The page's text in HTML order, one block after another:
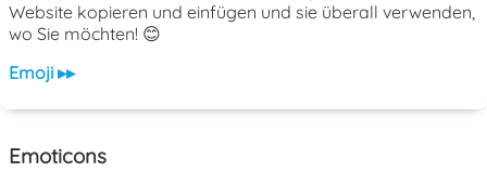
Website kopieren und einfügen und sie überall verwenden,
wo Sie möchten! 😊
Emoji ▸▸
Emoticons